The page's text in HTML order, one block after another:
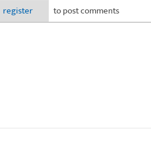
register to post comments